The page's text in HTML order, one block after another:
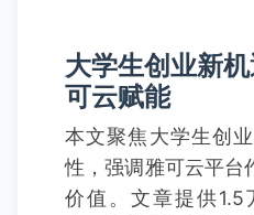
大学生创业新
可云赋能
本文聚焦大学生创
性，强调雅可云平台
价值。文章提供